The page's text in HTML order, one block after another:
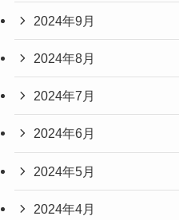
2024年9月
2024年8月
2024年7月
2024年6月
2024年5月
2024年4月